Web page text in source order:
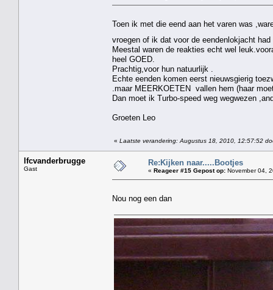
Toen ik met die eend aan het varen was
vroegen of ik dat voor de eendenlokjacht
Meestal waren de reakties echt wel
heel GOED.
Prachtig,voor hun natuurlijk .
Echte eenden komen eerst nieuwsgierig
.maar MEERKOETEN vallen hem (haar
Dan moet ik Turbo-speed weg wegwezen
Groeten Leo
« Laatste verandering: Augustus 18, 2010, 12:57:52
lfcvanderbrugge
Gast
Re:Kijken naar.....Bootjes
« Reageer #15 Gepost op: November 04,
Nou nog een dan